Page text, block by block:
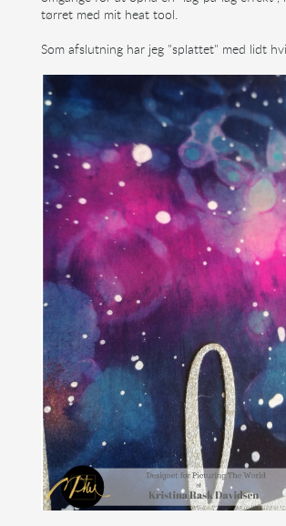
tørret med mit heat tool.
Som afslutning har jeg "splattet" med lidt